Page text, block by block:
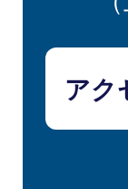
アク